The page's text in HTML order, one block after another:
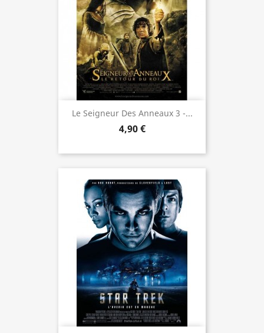
Le Seigneur Des Anneaux 3 -...
4,90 €